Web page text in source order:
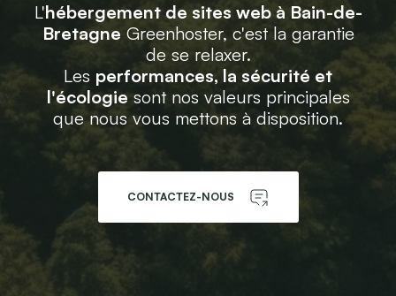
L'hébergement de sites web à Bain-de-
Bretagne Greenhoster, c'est la garantie
de se relaxer.
Les performances, la sécurité et
l'écologie sont nos valeurs principales
que nous vous mettons à disposition.
CONTACTEZ-NOUS